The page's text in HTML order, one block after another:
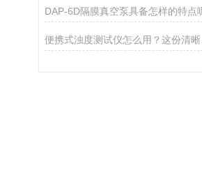
DAP-6D隔膜真空泵具备怎样的特点